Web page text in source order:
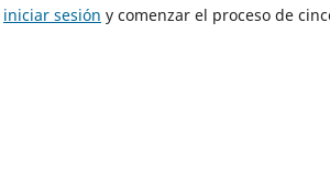
iniciar sesión y comenzar el proceso de